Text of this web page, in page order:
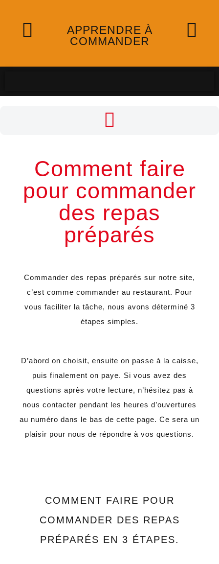
APPRENDRE À
COMMANDER
Comment faire
pour commander
des repas
préparés
Commander des repas préparés sur notre site,
c’est comme commander au restaurant. Pour
vous faciliter la tâche, nous avons déterminé 3
étapes simples.
D’abord on choisit, ensuite on passe à la caisse,
puis finalement on paye. Si vous avez des
questions après votre lecture, n’hésitez pas à
nous contacter pendant les heures d’ouvertures
au numéro dans le bas de cette page. Ce sera un
plaisir pour nous de répondre à vos questions.
COMMENT FAIRE POUR
COMMANDER DES REPAS
PRÉPARÉS EN 3 ÉTAPES.